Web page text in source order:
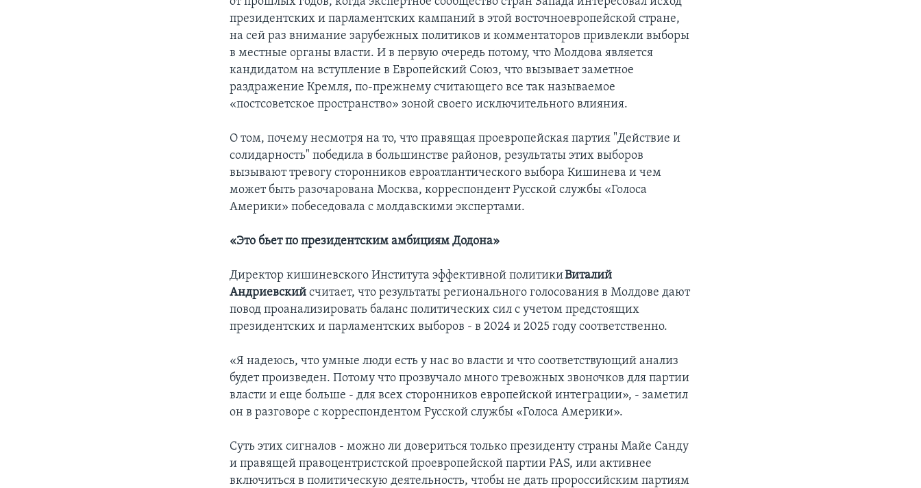
президентских и парламентских кампаний в этой восточноевропейской стране,
на сей раз внимание зарубежных политиков и комментаторов привлекли выборы
в местные органы власти. И в первую очередь потому, что Молдова является
кандидатом на вступление в Европейский Союз, что вызывает заметное
раздражение Кремля, по-прежнему считающего все так называемое
«постсоветское пространство» зоной своего исключительного влияния.
О том, почему несмотря на то, что правящая проевропейская партия "Действие и
солидарность" победила в большинстве районов, результаты этих выборов
вызывают тревогу сторонников евроатлантического выбора Кишинева и чем
может быть разочарована Москва, корреспондент Русской службы «Голоса
Америки» побеседовала с молдавскими экспертами.
«Это бьет по президентским амбициям Додона»
Директор кишиневского Института эффективной политикиВиталий
Андриевский считает, что результаты регионального голосования в Молдове дают
повод проанализировать баланс политических сил с учетом предстоящих
президентских и парламентских выборов - в 2024 и 2025 году соответственно.
«Я надеюсь, что умные люди есть у нас во власти и что соответствующий анализ
будет произведен. Потому что прозвучало много тревожных звоночков для партии
власти и еще больше - для всех сторонников европейской интеграции», - заметил
он в разговоре с корреспондентом Русской службы «Голоса Америки».
Суть этих сигналов - можно ли довериться только президенту страны Майе Санду
и правящей правоцентристской проевропейской партии PAS, или активнее
включиться в политическую деятельность, чтобы не дать пророссийским партиям